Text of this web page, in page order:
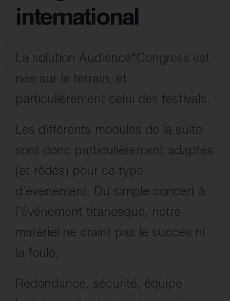
international
La solution Audience*Congress est
née sur le terrain, et
particulièrement celui des festivals.
Les différents modules de la suite
sont donc particulièrement adaptés
(et rôdés) pour ce type
d’événement. Du simple concert à
l’événement titanesque, notre
matériel ne craint pas le succès ni
la foule.
Redondance, sécurité, équipe